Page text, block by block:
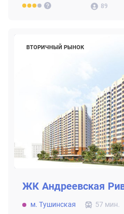
89
ВТОРИЧНЫЙ РЫНОК
ЖК Андреевская
м. Тушинская
57 мин.